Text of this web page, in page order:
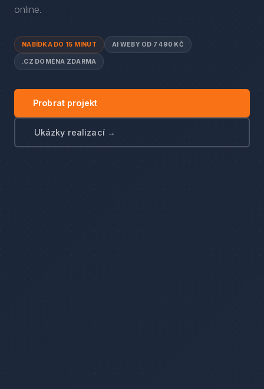
online.
NABÍDKA DO 15 MINUT AI WEBY OD 7 490 KČ
.CZ DOMÉNA ZDARMA
Probrat projekt
Ukázky realizací →